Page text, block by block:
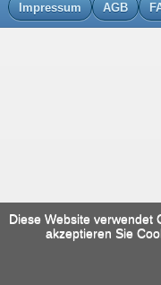
Impressum AGB
Diese Website verwendet
akzeptieren Sie